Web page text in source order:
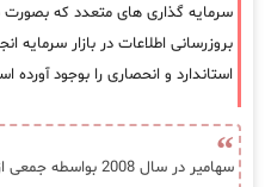
سرمایه گذاری های متعدد که بصورت
بروزرسانی اطلاعات در بازار
استاندارد و انحصاری را بوجود
سهامیر در سال 2008